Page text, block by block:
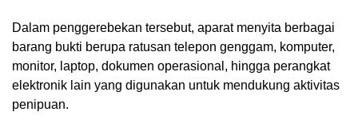
Dalam penggerebekan tersebut, aparat menyita berbagai
barang bukti berupa ratusan telepon genggam, komputer,
monitor, laptop, dokumen operasional, hingga perangkat
elektronik lain yang digunakan untuk mendukung aktivitas
penipuan.